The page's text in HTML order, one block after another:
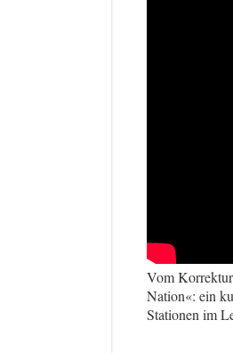
Vom
Nation«: ein
Stationen im